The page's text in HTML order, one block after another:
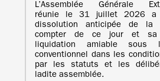
L’Assemblée Générale
réunie le 31 juillet 2026 a
dissolution anticipée de la
compter de ce jour et
liquidation amiable sous
conventionnel dans les
par les statuts et les
ladite assemblée.